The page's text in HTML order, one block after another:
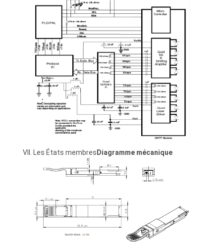
VII. Les États membres Diagramme mécanique